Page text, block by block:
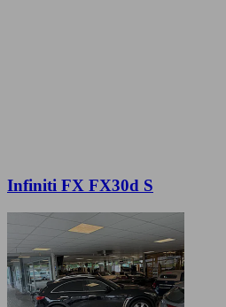
Infiniti FX FX30d S